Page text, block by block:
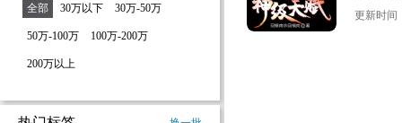
全部 30万以下 30万-50万
50万-100万 100万-200万
200万以上
“我没听
潮。前世
更新时间